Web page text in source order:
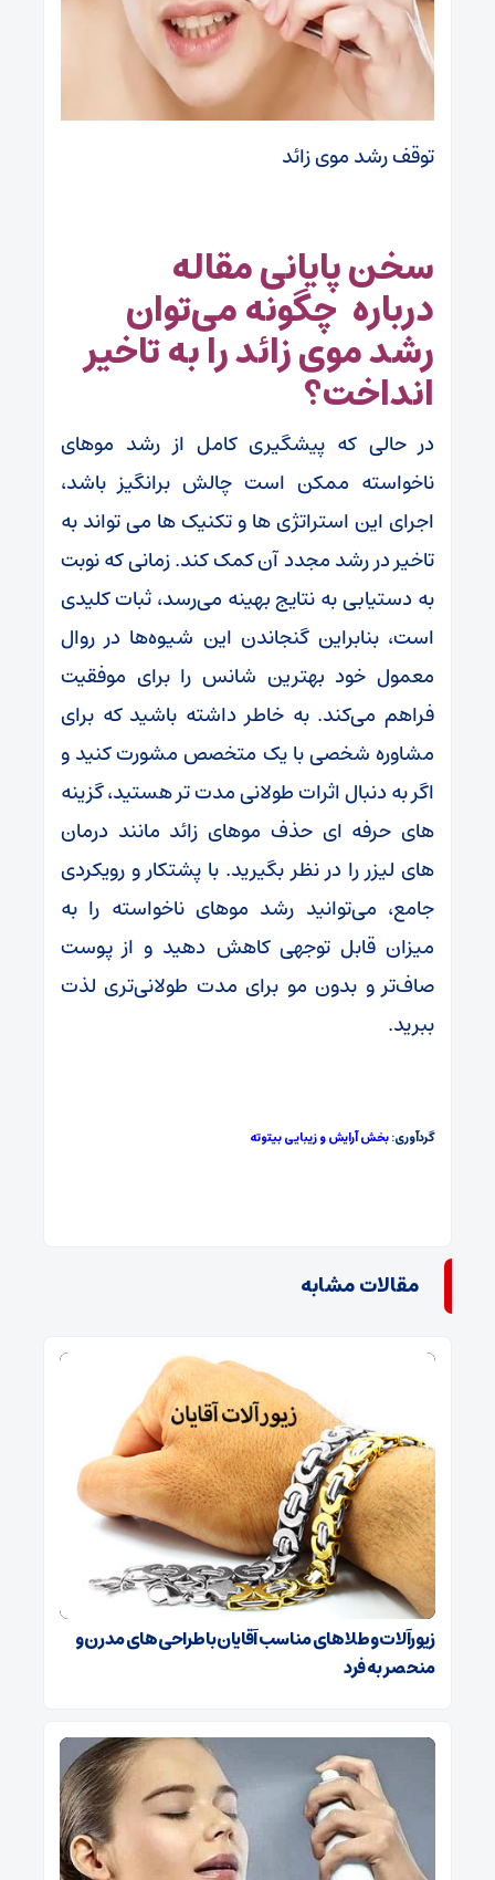
توقف رشد موی زائد
سخن پایانی مقاله
درباره چگونه می‌توان
رشد موی زائد را به تاخیر
انداخت؟
در حالی که پیشگیری کامل از رشد موهای
ناخواسته ممکن است چالش برانگیز باشد،
اجرای این استراتژی ها و تکنیک ها می تواند به
تاخیر در رشد مجدد آن کمک کند. زمانی که نوبت
به دستیابی به نتایج بهینه می‌رسد، ثبات کلیدی
است، بنابراین گنجاندن این شیوه‌ها در روال
معمول خود بهترین شانس را برای موفقیت
فراهم می‌کند. به خاطر داشته باشید که برای
مشاوره شخصی با یک متخصص مشورت کنید و
اگر به دنبال اثرات طولانی مدت تر هستید، گزینه
های حرفه ای حذف موهای زائد مانند درمان
های لیزر را در نظر بگیرید. با پشتکار و رویکردی
جامع، می‌توانید رشد موهای ناخواسته را به
میزان قابل توجهی کاهش دهید و از پوست
صاف‌تر و بدون مو برای مدت طولانی‌تری لذت
ببرید.
گردآوری:بخش آرایش و زیبایی بیتوته
مقالات مشابه
زیورآلات و طلاهای مناسب آقایان با طراحی‌های مدرن و
منحصر به فرد